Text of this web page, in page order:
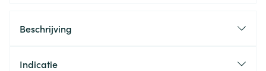
Beschrijving
Indicatie